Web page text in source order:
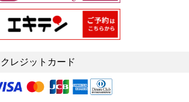
クレジットカード